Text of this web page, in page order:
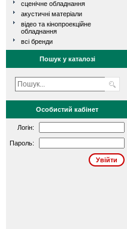
сценічне обладнання
акустичні матеріали
відео та кінопроекційне
обладнання
всі бренди
Пошук у каталозі
Особистий кабінет
Логін:
Пароль: